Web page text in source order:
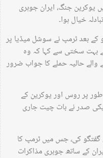
یوکرین جنگ، ایران جوہری
خیال ہوا۔
کے بعد ٹرمپ نے سوشل میڈیا پر
نے بہت سختی سے کہا کہ وہ
حالیہ حملے کا جواب ضرور
پر روس اور یوکرین کے
صدر نے بات چیت جاری
گفتگو کی، جس میں ٹرمپ کا
کے ساتھ جوہری مذاکرات